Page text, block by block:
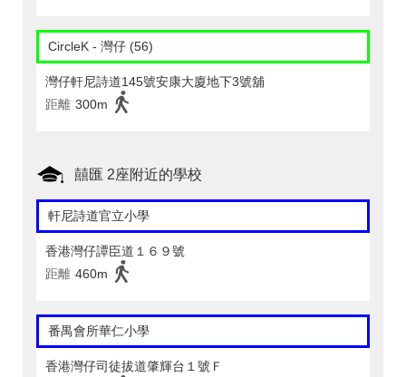
CircleK - 灣仔 (56)
灣仔軒尼詩道145號安康大廈地下3號舖
距離 300m
囍匯 2座附近的學校
軒尼詩道官立小學
香港灣仔譚臣道１６９號
距離 460m
番禺會所華仁小學
香港灣仔司徒拔道肇輝台１號Ｆ